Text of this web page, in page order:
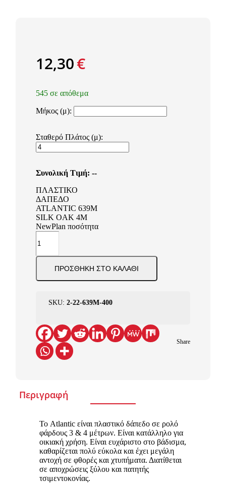
12,30€
545 σε απόθεμα
Μήκος (μ):
Σταθερό Πλάτος (μ):
Συνολική Τιμή: --
ΠΛΑΣΤΙΚΟ
ΔΑΠΕΔΟ
ATLANTIC 639M
SILK OAK 4M
NewPlan ποσότητα
ΠΡΟΣΘΉΚΗ ΣΤΟ ΚΑΛΆΘΙ
SKU: 2-22-639Μ-400
Share
Περιγραφή
Το Atlantic είναι πλαστικό δάπεδο σε ρολό
φάρδους 3 & 4 μέτρων. Είναι κατάλληλο για
οικιακή χρήση. Είναι ευχάριστο στο βάδισμα,
καθαρίζεται πολύ εύκολα και έχει μεγάλη
αντοχή σε φθορές και χτυπήματα. Διατίθεται
σε αποχρώσεις ξύλου και πατητής
τσιμεντοκονίας.